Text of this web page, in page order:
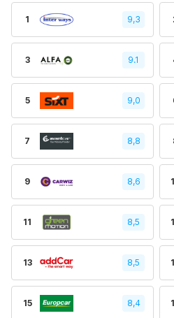
1 9,3
3 9.1
5 9,0
7 8,8
9 8,6
11 8,5
13 8,5
15 8,4